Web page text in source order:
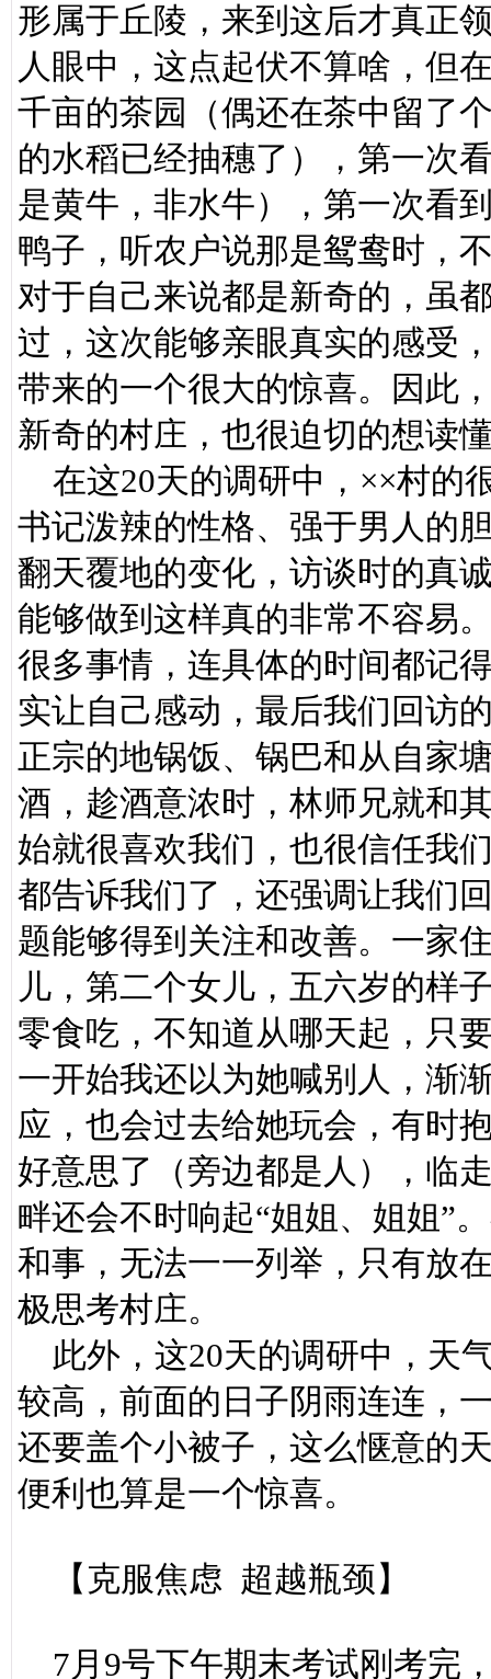
形属于丘陵，来到这后才真正
人眼中，这点起伏不算啥，但
千亩的茶园（偶还在茶中留了
的水稻已经抽穗了），第一次
是黄牛，非水牛），第一次看
鸭子，听农户说那是鸳鸯时
对于自己来说都是新奇的，虽
过，这次能够亲眼真实的感受
带来的一个很大的惊喜。因此
新奇的村庄，也很迫切的想读
在这20天的调研中，××村的
书记泼辣的性格、强于男人的
翻天覆地的变化，访谈时的真
能够做到这样真的非常不容易
很多事情，连具体的时间都记
实让自己感动，最后我们回访
正宗的地锅饭、锅巴和从自家
酒，趁酒意浓时，林师兄就和
始就很喜欢我们，也很信任我
都告诉我们了，还强调让我们
题能够得到关注和改善。一家
儿，第二个女儿，五六岁的样
零食吃，不知道从哪天起，只
一开始我还以为她喊别人，渐
应，也会过去给她玩会，有时
好意思了（旁边都是人），临
畔还会不时响起“姐姐、姐姐”
和事，无法一一列举，只有放
极思考村庄。
此外，这20天的调研中，天
较高，前面的日子阴雨连连，
还要盖个小被子，这么惬意的
便利也算是一个惊喜。
【克服焦虑 超越瓶颈】
7月9号下午期末考试刚考完